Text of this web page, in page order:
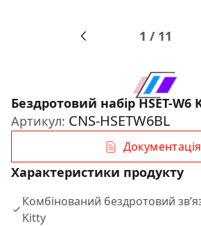
1 / 11
Бездротовий набір HSET-
Артикул: CNS-HSETW6BL
Документація
Характеристики продукту
Комбінований бездротовий
Kitty